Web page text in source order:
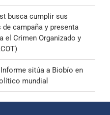
busca cumplir sus
campaña y presenta
el Crimen Organizado y
sitúa a Biobío en
mundial